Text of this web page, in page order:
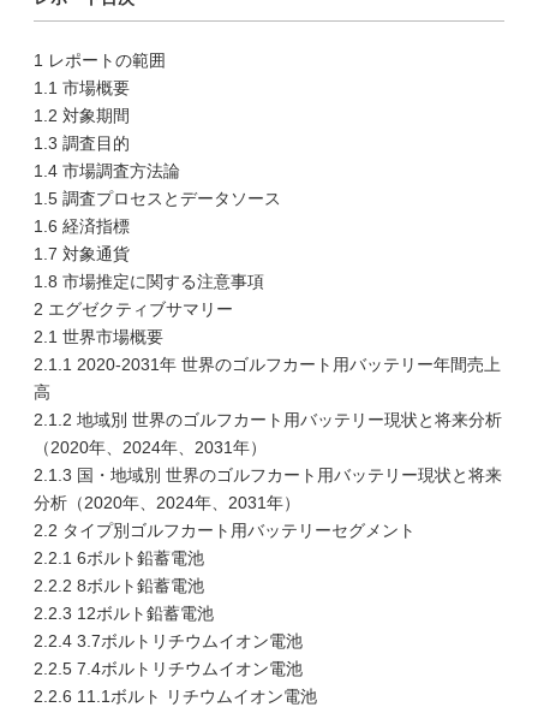
1 レポートの範囲
1.1 市場概要
1.2 対象期間
1.3 調査目的
1.4 市場調査方法論
1.5 調査プロセスとデータソース
1.6 経済指標
1.7 対象通貨
1.8 市場推定に関する注意事項
2 エグゼクティブサマリー
2.1 世界市場概要
2.1.1 2020-2031年 世界のゴルフカート用バッテリー年間売上
高
2.1.2 地域別 世界のゴルフカート用バッテリー現状と将来分析
（2020年、2024年、2031年）
2.1.3 国・地域別 世界のゴルフカート用バッテリー現状と将来
分析（2020年、2024年、2031年）
2.2 タイプ別ゴルフカート用バッテリーセグメント
2.2.1 6ボルト鉛蓄電池
2.2.2 8ボルト鉛蓄電池
2.2.3 12ボルト鉛蓄電池
2.2.4 3.7ボルトリチウムイオン電池
2.2.5 7.4ボルトリチウムイオン電池
2.2.6 11.1ボルト リチウムイオン電池